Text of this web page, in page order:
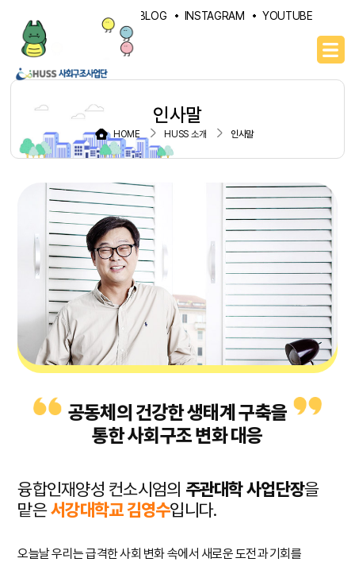
NAVER BLOG INSTAGRAM YOUTUBE
인사말
HOME HUSS 소개 인사말
공동체의 건강한 생태계 구축을
통한 사회구조 변화 대응
융합인재양성 컨소시엄의 주관대학 사업단장을
맡은서강대학교 김영수입니다.
오늘날 우리는 급격한 사회 변화 속에서 새로운 도전과 기회를